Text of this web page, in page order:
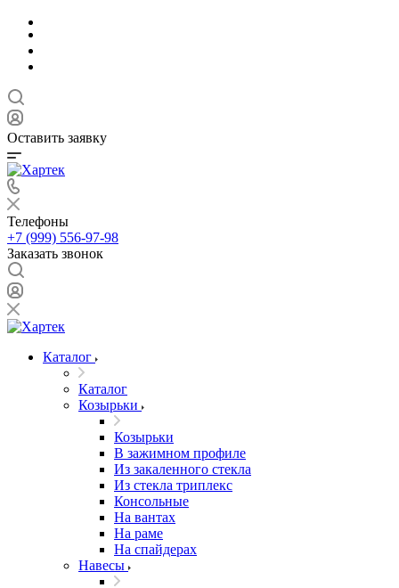
Оставить заявку
Телефоны
+7 (999) 556-97-98
Заказать звонок
Каталог
Каталог
Козырьки
Козырьки
В зажимном профиле
Из закаленного стекла
Из стекла триплекс
Консольные
На вантах
На раме
На спайдерах
Навесы